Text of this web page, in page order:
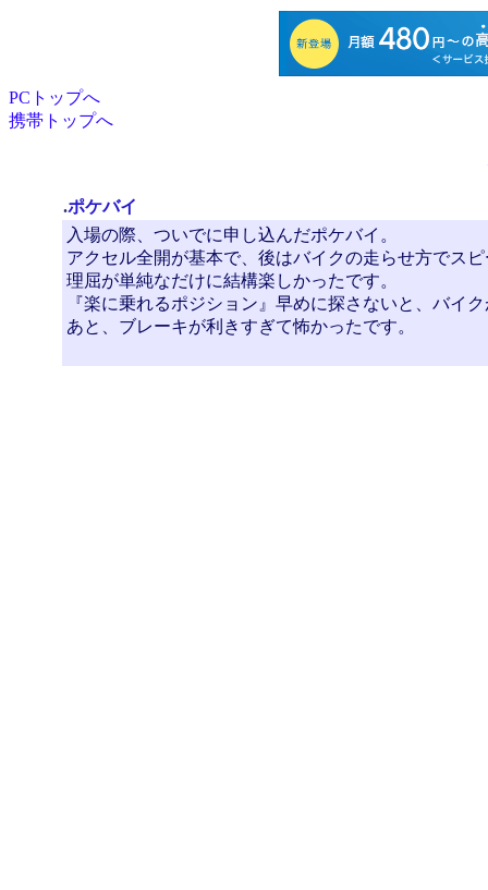
PCトップへ
携帯トップへ
.ポケバイ
入場の際、ついでに申し込んだポケバイ。
アクセル全開が基本で、後はバイクの走らせ方でス
理屈が単純なだけに結構楽しかったです。
『楽に乗れるポジション』早めに探さないと、バイ
あと、ブレーキが利きすぎて怖かったです。